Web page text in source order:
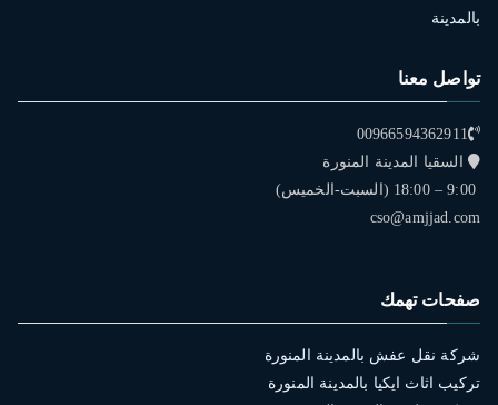
بالمدينة
تواصل معنا
00966594362911
السقيا المدينة المنورة
9:00 – 18:00 (السبت-الخميس)
cso@amjjad.com
صفحات تهمك
شركة نقل عفش بالمدينة المنورة
تركيب اثاث ايكيا بالمدينة المنورة